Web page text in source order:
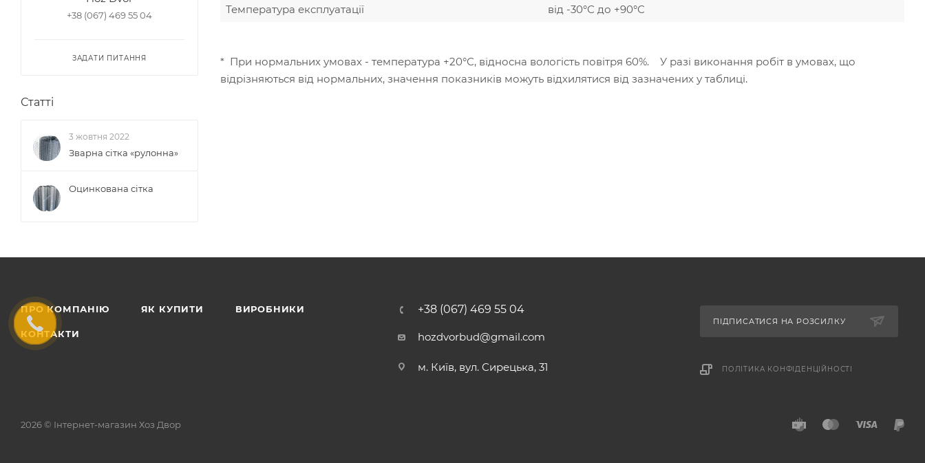
Температура експлуатації
від -30°С до +90°С
* При нормальних умовах - температура +20°С, відносна вологість повітря 60%. У разі виконання робіт в умовах, що
відрізняються від нормальних, значення показників можуть відхилятися від зазначених у таблиці.
+38 (067) 469 55 04
ЗАДАТИ ПИТАННЯ
Статті
3 жовтня 2022
Зварна сітка «рулонна»
Оцинкована сітка
ПРО КОМПАНІЮ ЯК КУПИТИ ВИРОБНИКИ
КОНТАКТИ
+38 (067) 469 55 04
hozdvorbud@gmail.com
м. Київ, вул. Сирецька, 31
ПІДПИСАТИСЯ НА РОЗСИЛКУ
ПОЛІТИКА КОНФІДЕНЦІЙНОСТІ
2026 © Інтернет-магазин Хоз Двор